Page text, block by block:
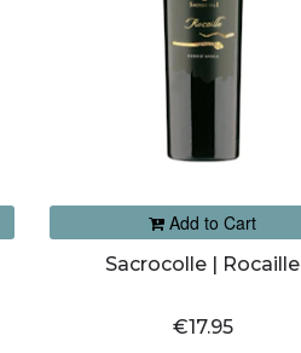
Add to Cart
Sacrocolle | Rocaille
€17.95